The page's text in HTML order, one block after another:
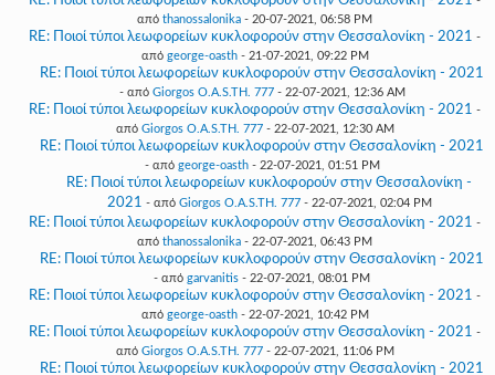
από thanossalonika - 20-07-2021, 06:58 PM
RE: Ποιοί τύποι λεωφορείων κυκλοφορούν στην Θεσσαλονίκη - 2021 -
από george-oasth- 21-07-2021, 09:22 PM
RE: Ποιοί τύποι λεωφορείων κυκλοφορούν στην Θεσσαλονίκη - 2021
- από Giorgos O.A.S.TH. 777- 22-07-2021, 12:36 AM
RE: Ποιοί τύποι λεωφορείων κυκλοφορούν στην Θεσσαλονίκη - 2021 -
από Giorgos O.A.S.TH. 777- 22-07-2021, 12:30 AM
RE: Ποιοί τύποι λεωφορείων κυκλοφορούν στην Θεσσαλονίκη - 2021
- από george-oasth- 22-07-2021, 01:51 PM
RE: Ποιοί τύποι λεωφορείων κυκλοφορούν στην Θεσσαλονίκη -
2021 - από Giorgos O.A.S.TH. 777- 22-07-2021, 02:04 PM
RE: Ποιοί τύποι λεωφορείων κυκλοφορούν στην Θεσσαλονίκη - 2021 -
από thanossalonika - 22-07-2021, 06:43 PM
RE: Ποιοί τύποι λεωφορείων κυκλοφορούν στην Θεσσαλονίκη - 2021
- από garvanitis - 22-07-2021, 08:01 PM
RE: Ποιοί τύποι λεωφορείων κυκλοφορούν στην Θεσσαλονίκη - 2021 -
από george-oasth- 22-07-2021, 10:42 PM
RE: Ποιοί τύποι λεωφορείων κυκλοφορούν στην Θεσσαλονίκη - 2021 -
από Giorgos O.A.S.TH. 777- 22-07-2021, 11:06 PM
RE: Ποιοί τύποι λεωφορείων κυκλοφορούν στην Θεσσαλονίκη - 2021